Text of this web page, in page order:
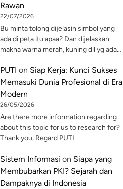
Rawan
22/07/2026
Bu minta tolong dijelasin simbol yang
ada di peta itu apaa? Dan dijelaskan
makna warna merah, kuning dll yg ada…
PUTI on Siap Kerja: Kunci Sukses
Memasuki Dunia Profesional di Era
Modern
26/05/2026
Are there more information regarding
about this topic for us to research for?
Thank you, Regard PUTI
Sistem Informasi on Siapa yang
Membubarkan PKI? Sejarah dan
Dampaknya di Indonesia